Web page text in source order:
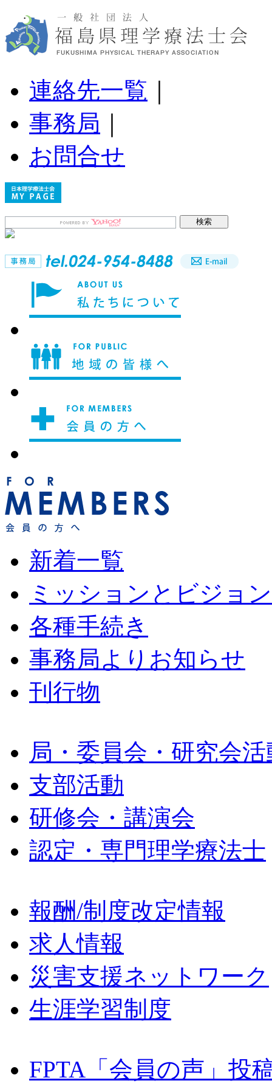
連絡先一覧
事務局
お問合せ
新着一覧
ミッションとビジョン
各種手続き
事務局よりお知らせ
刊行物
局・委員会・研究会
支部活動
研修会・講演会
認定・専門理学療法士
報酬/制度改定情報
求人情報
災害支援ネットワーク
生涯学習制度
FPTA「会員の声」投